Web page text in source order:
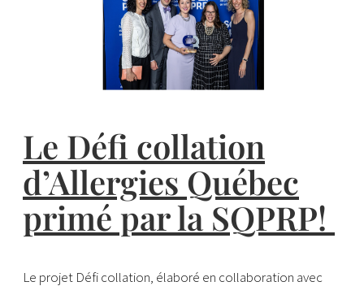
Le Défi collation
d’Allergies Québec
primé par la SQPRP!
Le projet Défi collation, élaboré en collaboration avec